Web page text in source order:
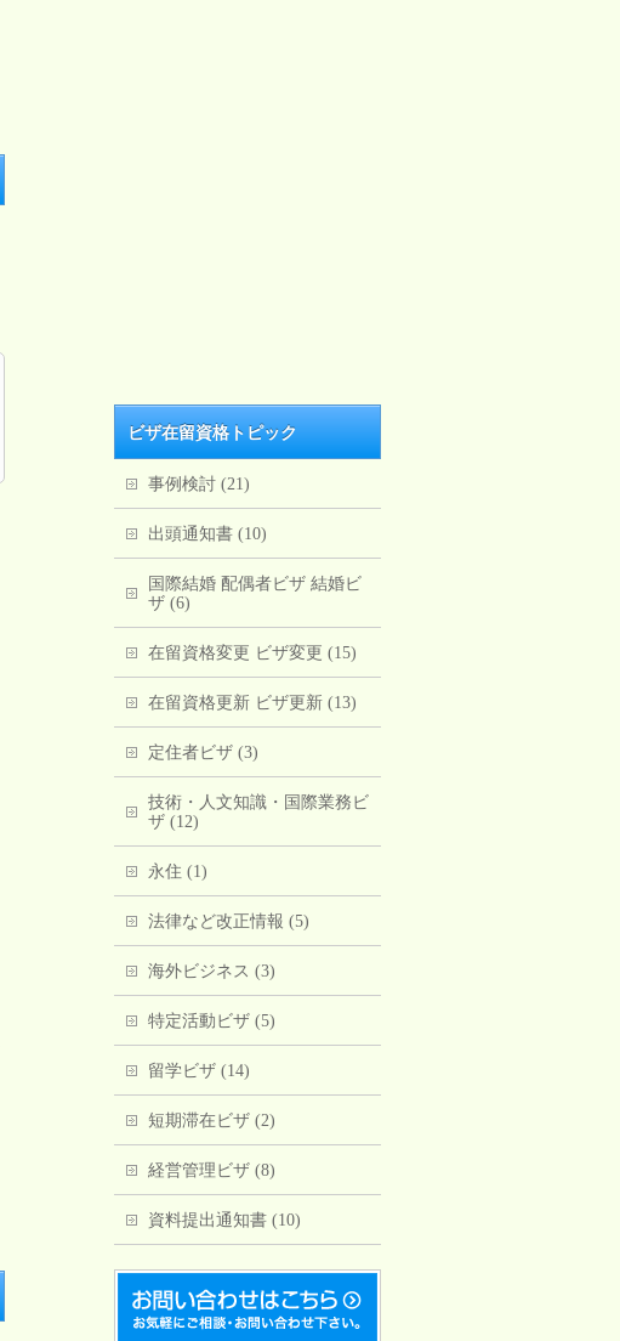
ビザ在留資格トピック
事例検討 (21)
出頭通知書 (10)
国際結婚 配偶者ビザ 結婚ビ
ザ (6)
在留資格変更 ビザ変更 (15)
在留資格更新 ビザ更新 (13)
定住者ビザ (3)
技術・人文知識・国際業務ビ
ザ (12)
永住 (1)
法律など改正情報 (5)
海外ビジネス (3)
特定活動ビザ (5)
留学ビザ (14)
短期滞在ビザ (2)
経営管理ビザ (8)
資料提出通知書 (10)